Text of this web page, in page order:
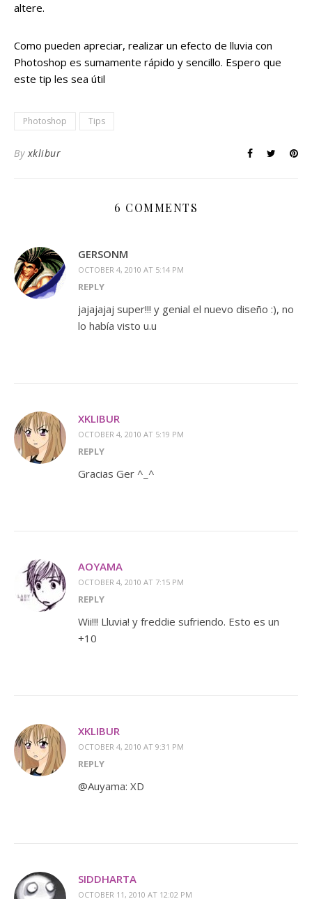
altere.
Como pueden apreciar, realizar un efecto de lluvia con
Photoshop es sumamente rápido y sencillo. Espero que
este tip les sea útil
Photoshop Tips
Byxklibur
6 COMMENTS
GERSONM
OCTOBER 4, 2010 AT 5:14 PM
REPLY
jajajajaj super!!! y genial el nuevo diseño :), no
lo había visto u.u
XKLIBUR
OCTOBER 4, 2010 AT 5:19 PM
REPLY
Gracias Ger ^_^
AOYAMA
OCTOBER 4, 2010 AT 7:15 PM
REPLY
Wii!!! Lluvia! y freddie sufriendo. Esto es un
+10
XKLIBUR
OCTOBER 4, 2010 AT 9:31 PM
REPLY
@Auyama: XD
SIDDHARTA
OCTOBER 11, 2010 AT 12:02 PM